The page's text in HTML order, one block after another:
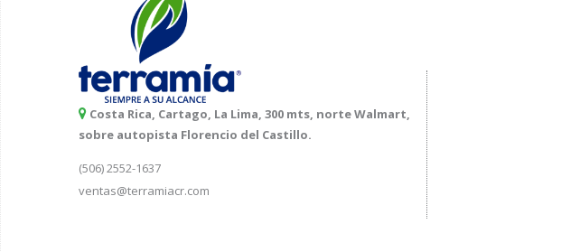
Costa Rica, Cartago, La Lima, 300 mts, norte Walmart,
sobre autopista Florencio del Castillo.
(506) 2552-1637
ventas@terramiacr.com